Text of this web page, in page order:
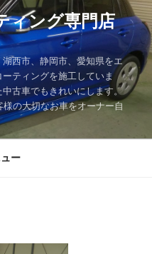
ィング専門店
西市、静岡市、愛知県をエ
ティングを施工していま
古車でもきれいにします。
の大切なお車をオーナー自
ー